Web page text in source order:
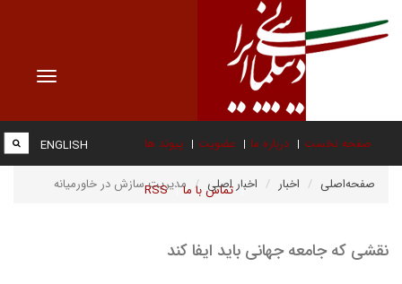
Toggle
صفحه نخست درباره ما عضویت پیوند ها
تماس با ما RSS
ENGLISH
صفحه‌اصلی اخبار اخبار اصلی مدیریت سازش در خاورمیانه
نقشی که جامعه جهانی باید ایفا کند